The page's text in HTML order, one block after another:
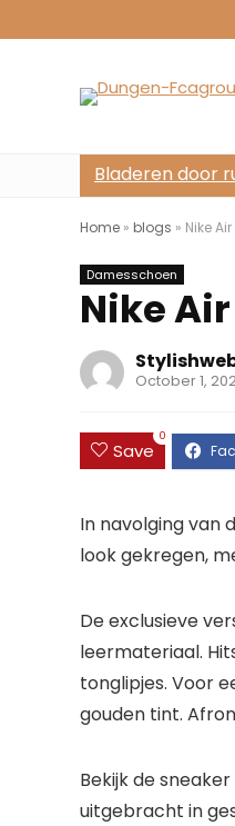
Bladeren door
Home » blogs » Nike
Damesschoen
Nike
October 1,
Save
0
In navolging van
look gekregen,
De exclusieve
leermateriaal.
tonglipjes. Voor
gouden tint.
Bekijk de
uitgebracht in